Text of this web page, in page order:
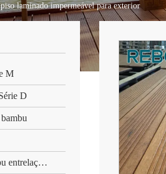
piso laminado impermeável para exterior
M
D
Piso interno de bambu entrelaçado